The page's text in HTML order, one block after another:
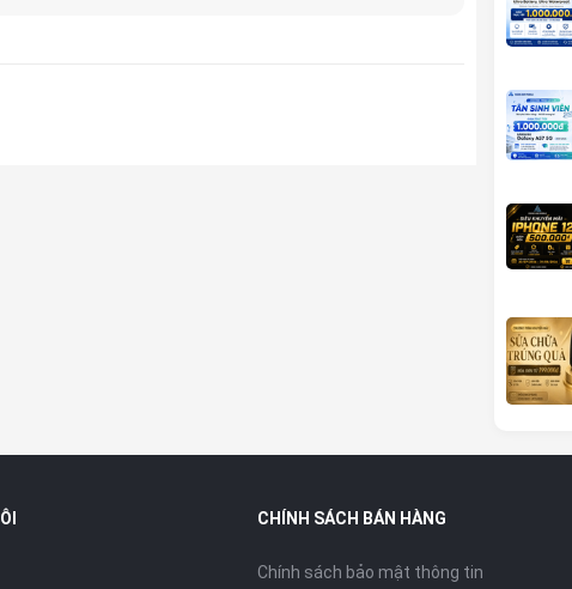
CHÍNH SÁCH BÁN HÀNG
Chính sách bảo mật thông tin